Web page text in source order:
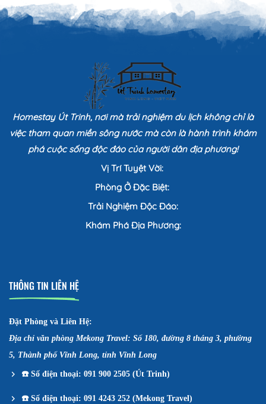
Homestay Út Trinh, nơi mà trải nghiệm du lịch không chỉ là
việc tham quan miền sông nước mà còn là hành trình khám
phá cuộc sống độc đáo của người dân địa phương!
Vị Trí Tuyệt Vời:
Phòng Ở Đặc Biệt:
Trải Nghiệm Độc Đáo:
Khám Phá Địa Phương:
THÔNG TIN LIÊN HỆ
Đặt Phòng và Liên Hệ:
Địa chỉ văn phòng Mekong Travel: Số 180, đường 8 tháng 3, phường
5, Thành phố Vĩnh Long, tỉnh Vĩnh Long
☎️Số điện thoại: 091 900 2505 (Út Trinh)
☎️Số điện thoại: 091 4243 252 (Mekong Travel)